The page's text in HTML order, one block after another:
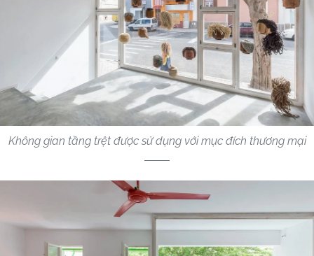
Không gian tầng trệt được sử dụng với mục đích thương mại